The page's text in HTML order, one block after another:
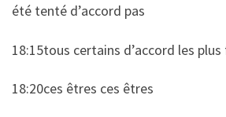
été tenté d’accord pas
18:15tous certains d’accord les
18:20ces êtres ces êtres